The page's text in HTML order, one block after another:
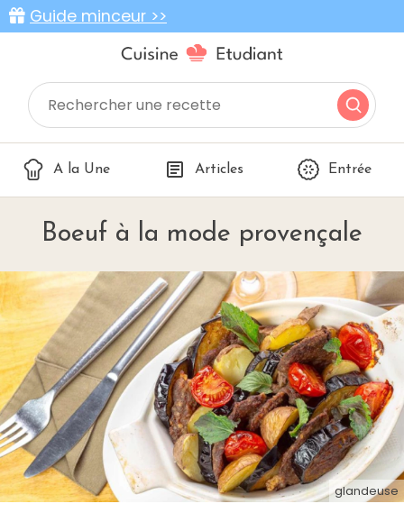
Guide minceur >>
A la Une Articles Entrée
Boeuf à la mode provençale
glandeuse